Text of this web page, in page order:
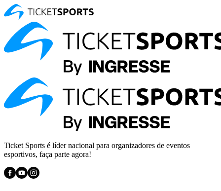
Ticket Sports é líder nacional para organizadores de eventos
esportivos, faça parte agora!